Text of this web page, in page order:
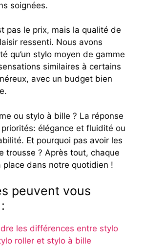
soignées.
pas le prix, mais la qualité de
ressenti. Nous avons
qu’un stylo moyen de gamme
similaires à certains
avec un budget bien
ou stylo à bille ? La réponse
élégance et fluidité ou
Et pourquoi pas avoir les
trousse ? Après tout, chaque
place dans notre quotidien !
peuvent vous
les différences entre stylo
roller et stylo à bille